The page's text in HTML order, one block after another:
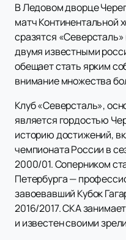
В Ледовом дворце
матч Континентальной
сразятся
двумя известными
обещает стать ярким
внимание множества
Клуб «Северсталь»,
является гордостью
историю достижений,
чемпионата России в
2000/01. Соперником
Петербурга —
завоевавший Кубок
2016/2017. СКА
и известен своими